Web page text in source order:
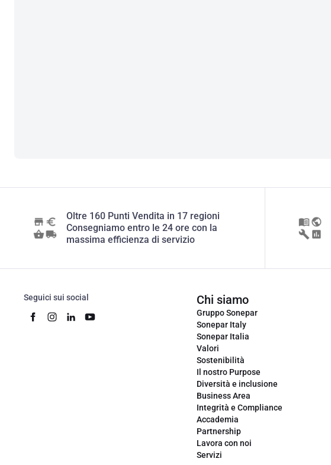
Oltre 160 Punti Vendita in 17 regioni
Consegniamo entro le 24 ore con la
massima efficienza di servizio
Seguici sui social Chi siamo
Gruppo Sonepar
Sonepar Italy
Sonepar Italia
Valori
Sostenibilità
Il nostro Purpose
Diversità e inclusione
Business Area
Integrità e Compliance
Accademia
Partnership
Lavora con noi
Servizi